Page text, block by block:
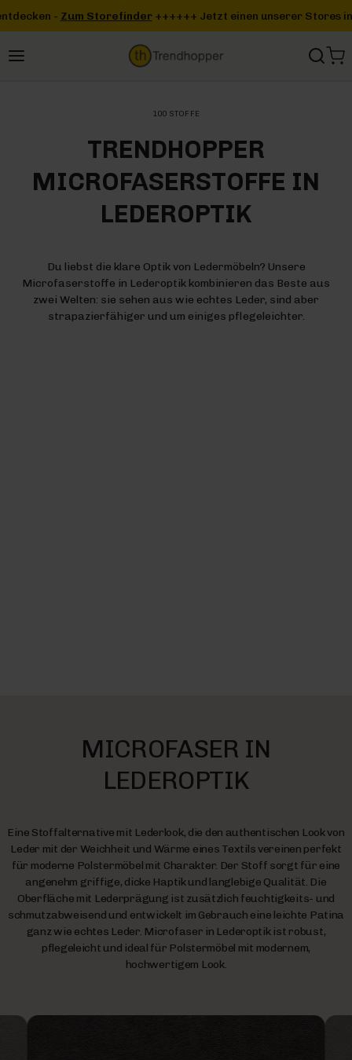
++++++ Jetzt einen unserer Stores in deiner Nähe
100 STOFFE
TRENDHOPPER
MICROFASERSTOFFE IN
LEDEROPTIK
Du liebst die klare Optik von Ledermöbeln? Unsere
Microfaserstoffe in Lederoptik kombinieren das Beste aus
zwei Welten: sie sehen aus wie echtes Leder, sind aber
strapazierfähiger und um einiges pflegeleichter.
MICROFASER IN
LEDEROPTIK
Eine Stoffalternative mit Lederlook, die den authentischen Look von
Leder mit der Weichheit und Wärme eines Textils vereinen perfekt
für moderne Polstermöbel mit Charakter. Der Stoff sorgt für eine
angenehm griffige, dicke Haptik und langlebige Qualität. Die
Oberfläche mit Lederprägung ist zusätzlich feuchtigkeits- und
schmutzabweisend und entwickelt im Gebrauch eine leichte Patina
ganz wie echtes Leder. Microfaser in Lederoptik ist robust,
pflegeleicht und ideal für Polstermöbel mit modernem,
hochwertigem Look.